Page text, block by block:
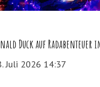
Duck auf Radabenteuer
Juli 2026 14:37